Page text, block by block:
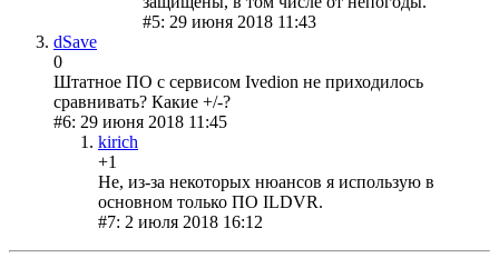
#5: 29 июня 2018 11:43
dSave
0
Штатное ПО с сервисом Ivedion не приходилось
сравнивать? Какие +/-?
#6: 29 июня 2018 11:45
kirich
+1
Не, из-за некоторых нюансов я использую в
основном только ПО ILDVR.
#7: 2 июля 2018 16:12